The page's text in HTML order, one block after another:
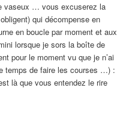
vaseux … vous excuserez la
qui décompense en
en boucle par moment et aux
lorsque je sors la boîte de
pour le moment vu que je n’ai
temps de faire les courses …) :
là que vous entendez le rire